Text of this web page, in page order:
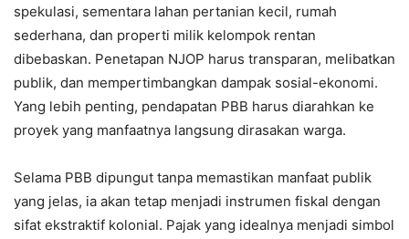
spekulasi, sementara lahan pertanian kecil, rumah
sederhana, dan properti milik kelompok rentan
dibebaskan. Penetapan NJOP harus transparan, melibatkan
publik, dan mempertimbangkan dampak sosial-ekonomi.
Yang lebih penting, pendapatan PBB harus diarahkan ke
proyek yang manfaatnya langsung dirasakan warga.
Selama PBB dipungut tanpa memastikan manfaat publik
yang jelas, ia akan tetap menjadi instrumen fiskal dengan
sifat ekstraktif kolonial. Pajak yang idealnya menjadi simbol